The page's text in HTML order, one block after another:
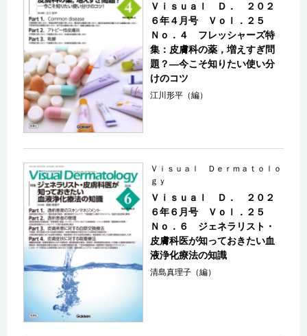
Ｖｉｓｕａｌ Ｄ． ２０２
６年４月号 Ｖｏｌ．２５
Ｎｏ．４ フレッシャーズ特
集：皮膚科の薬，増えすぎ問
題？―今こそ知りたい使い分
けのコツ
江川形平（編）
Ｖｉｓｕａｌ Ｄｅｒｍａｔｏｌｏ
ｇｙ
Ｖｉｓｕａｌ Ｄ． ２０２
６年６月号 Ｖｏｌ．２５
Ｎｏ．６ ジェネラリスト・
皮膚科医が知っておきたい血
液浄化療法の知識
清島真理子（編）